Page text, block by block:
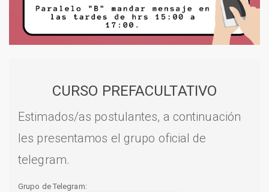
CURSO PREFACULTATIVO
Estimados/as postulantes, a continuación
les presentamos el grupo oficial de
telegram.
Grupo de Telegram: